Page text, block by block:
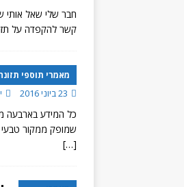
חבר שלי שאל אותי
קשר להקפדה על
מאמרי תוספי
23 ביוני 2016
כל המידע בארבעה
שמופק ממקור טבעי אבל עובר תהליך
[…]